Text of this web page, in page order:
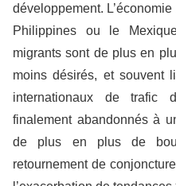
développement.
Philippines ou le
migrants sont de plus en
moins désirés, et souvent
internationaux de trafic
finalement abandonnés à
de plus en plus de
retournement de